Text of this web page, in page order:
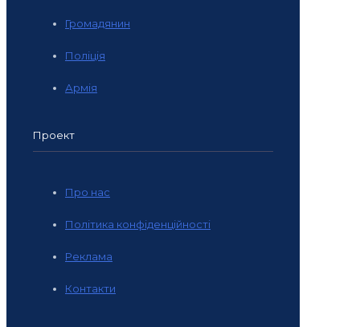
Громадянин
Поліція
Армія
Проект
Про нас
Політика конфіденційності
Реклама
Контакти